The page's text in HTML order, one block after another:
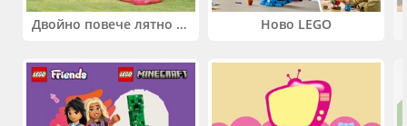
Двойно повече лятно забавление! Купи 2 продукта INTEX и вземи -33% Ново LEGO